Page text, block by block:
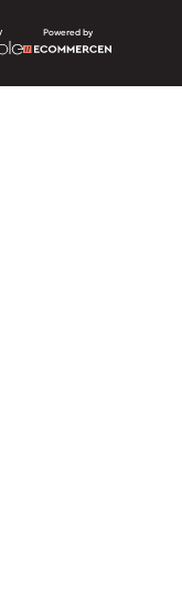
Powered by